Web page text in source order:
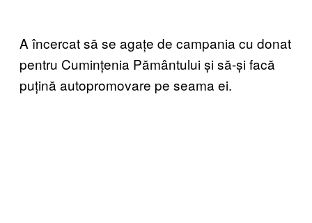
A încercat să se agațe de campania cu donat
pentru Cumințenia Pământului și să-și facă
puțină autopromovare pe seama ei.